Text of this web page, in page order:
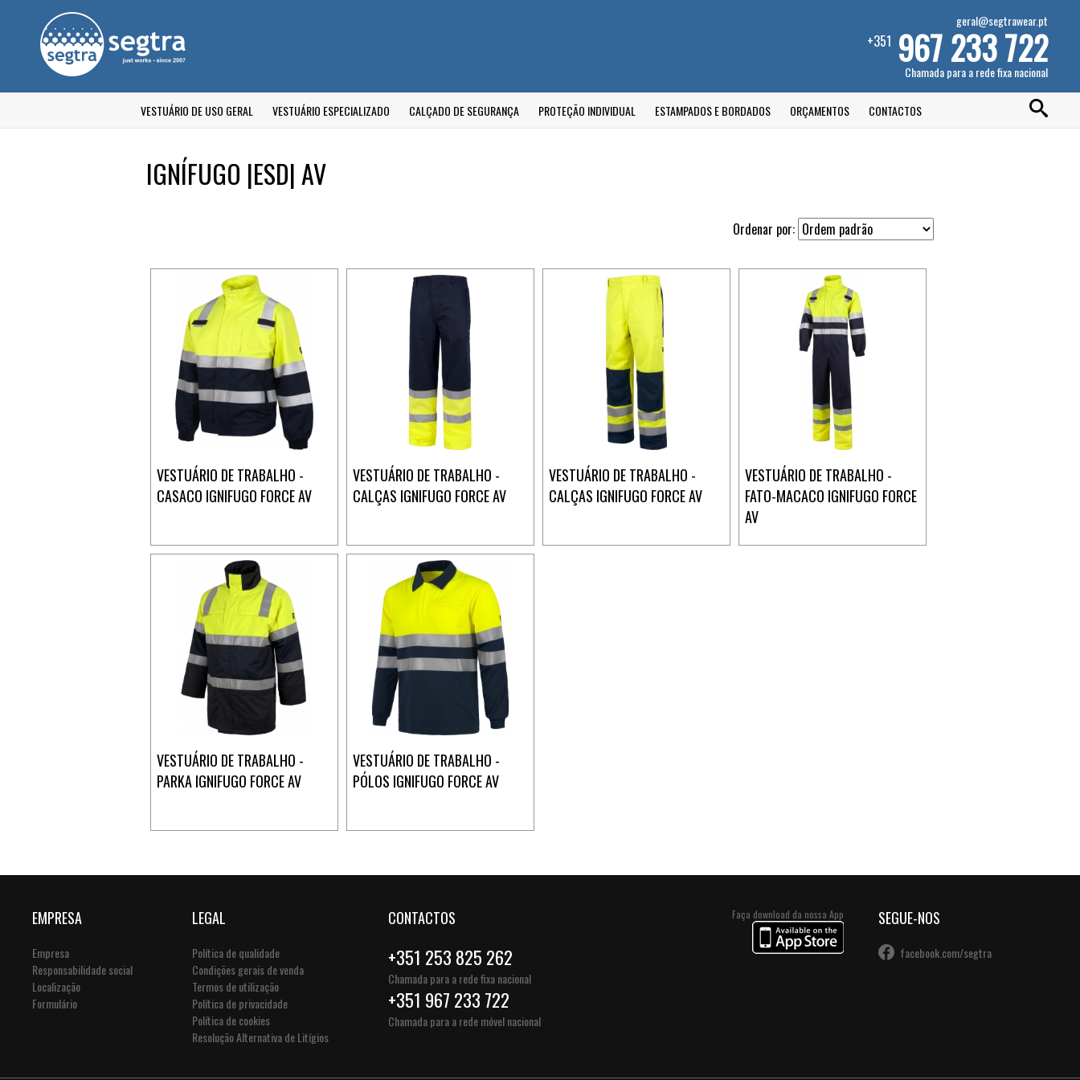
geral@segtrawear.pt
+351 967 233 722
Chamada para a rede fixa nacional
VESTUÁRIO DE USO GERAL VESTUÁRIO ESPECIALIZADO CALÇADO DE SEGURANÇA PROTEÇÃO INDIVIDUAL ESTAMPADOS E BORDADOS ORÇAMENTOS CONTACTOS
IGNÍFUGO |ESD| AV
Ordenar por:
VESTUÁRIO DE TRABALHO -
CASACO IGNIFUGO FORCE AV
VESTUÁRIO DE TRABALHO -
CALÇAS IGNIFUGO FORCE AV
VESTUÁRIO DE TRABALHO -
CALÇAS IGNIFUGO FORCE AV
VESTUÁRIO DE TRABALHO -
FATO-MACACO IGNIFUGO FORCE
AV
VESTUÁRIO DE TRABALHO -
PARKA IGNIFUGO FORCE AV
VESTUÁRIO DE TRABALHO -
PÓLOS IGNIFUGO FORCE AV
EMPRESA
Empresa
Responsabilidade social
Localização
Formulário
LEGAL
Política de qualidade
Condições gerais de venda
Termos de utilização
Política de privacidade
Política de cookies
Resolução Alternativa de Litígios
CONTACTOS
+351 253 825 262
Chamada para a rede fixa nacional
+351 967 233 722
Chamada para a rede móvel nacional
Faça download da nossa App SEGUE-NOS
facebook.com/segtra